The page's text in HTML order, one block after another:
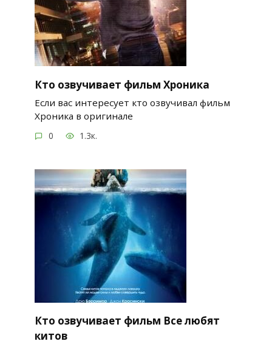
Кто озвучивает фильм Хроника
Если вас интересует кто озвучивал фильм
Хроника в оригинале
0 1.3к.
Кто озвучивает фильм Все любят
китов